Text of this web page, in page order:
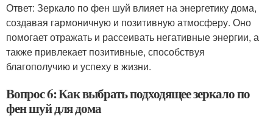
Ответ: Зеркало по фен шуй влияет на энергетику дома,
создавая гармоничную и позитивную атмосферу. Оно
помогает отражать и рассеивать негативные энергии, а
также привлекает позитивные, способствуя
благополучию и успеху в жизни.
Вопрос 6: Как выбрать подходящее зеркало по
фен шуй для дома